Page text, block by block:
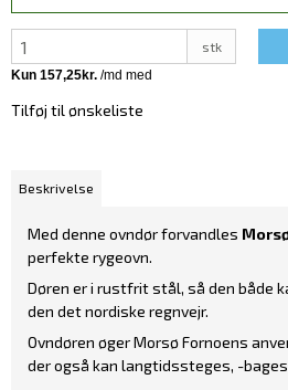
stk
Tilføj til ønskeliste
Beskrivelse
Med denne ovndør forvandles
perfekte rygeovn.
Døren er i rustfrit stål, så den både
den det nordiske regnvejr.
Ovndøren øger Morsø Fornoens
der også kan langtidssteges, -